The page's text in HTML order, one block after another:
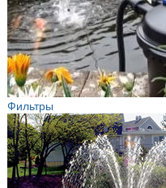
Фильтры